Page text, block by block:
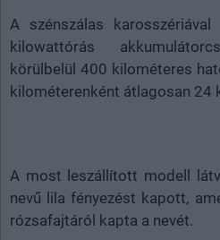
A szénszálas
kilowattórás
körülbelül 400 kilométeres
kilométerenként átlagosan 24
A most leszállított modell
nevű lila fényezést kapott,
rózsafajtáról kapta a nevét.